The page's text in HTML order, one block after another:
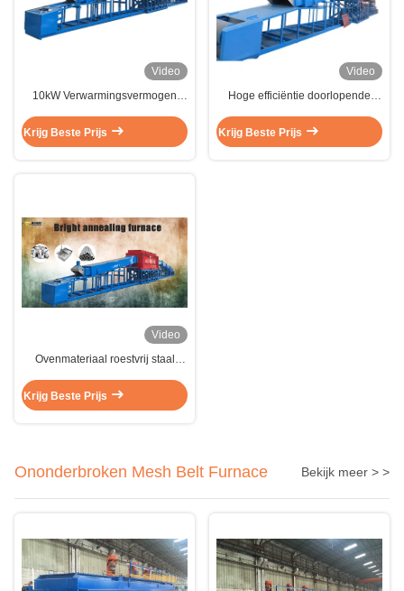
Video
10kW Verwarmingsvermogen
Ontwerp Met CE Certificering
Krijg Beste Prijs
Video
Hoge efficiëntie doorlopende
eenvormige temperatuur ± 5°C
10 kW verwarmingsvermogen
Krijg Beste Prijs
Video
Ovenmateriaal roestvrij staal
gloeiende oven voor hoge
precisie temperatuurregeling
Krijg Beste Prijs
Ononderbroken Mesh Belt Furnace Bekijk meer > >